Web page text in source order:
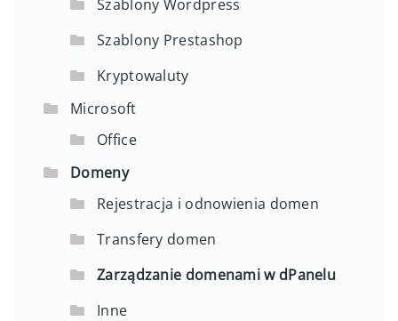
Szablony Wordpress
Szablony Prestashop
Kryptowaluty
Microsoft
Office
Domeny
Rejestracja i odnowienia domen
Transfery domen
Zarządzanie domenami w dPanelu
Inne